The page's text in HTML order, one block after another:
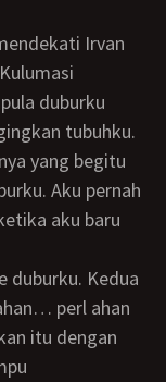
duburku
tubuhku.
yang begitu
Aku pernah
aku baru
perl ahan
itu dengan